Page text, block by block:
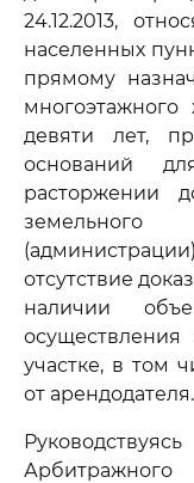
24.12.2013,
населенных
прямому
девяти лет,
оснований
расторжении
земельного
отсутствие
наличии
участке, в том
от арендодателя.